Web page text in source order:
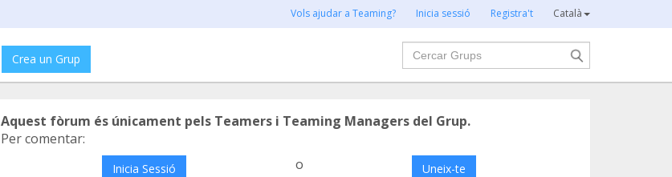
Vols ajudar a Teaming? Inicia sessió Registra't Català
Crea un Grup
Cercar
Aquest fòrum és únicament pels Teamers i Teaming Managers del Grup.
Per comentar:
Inicia Sessió o Uneix-te